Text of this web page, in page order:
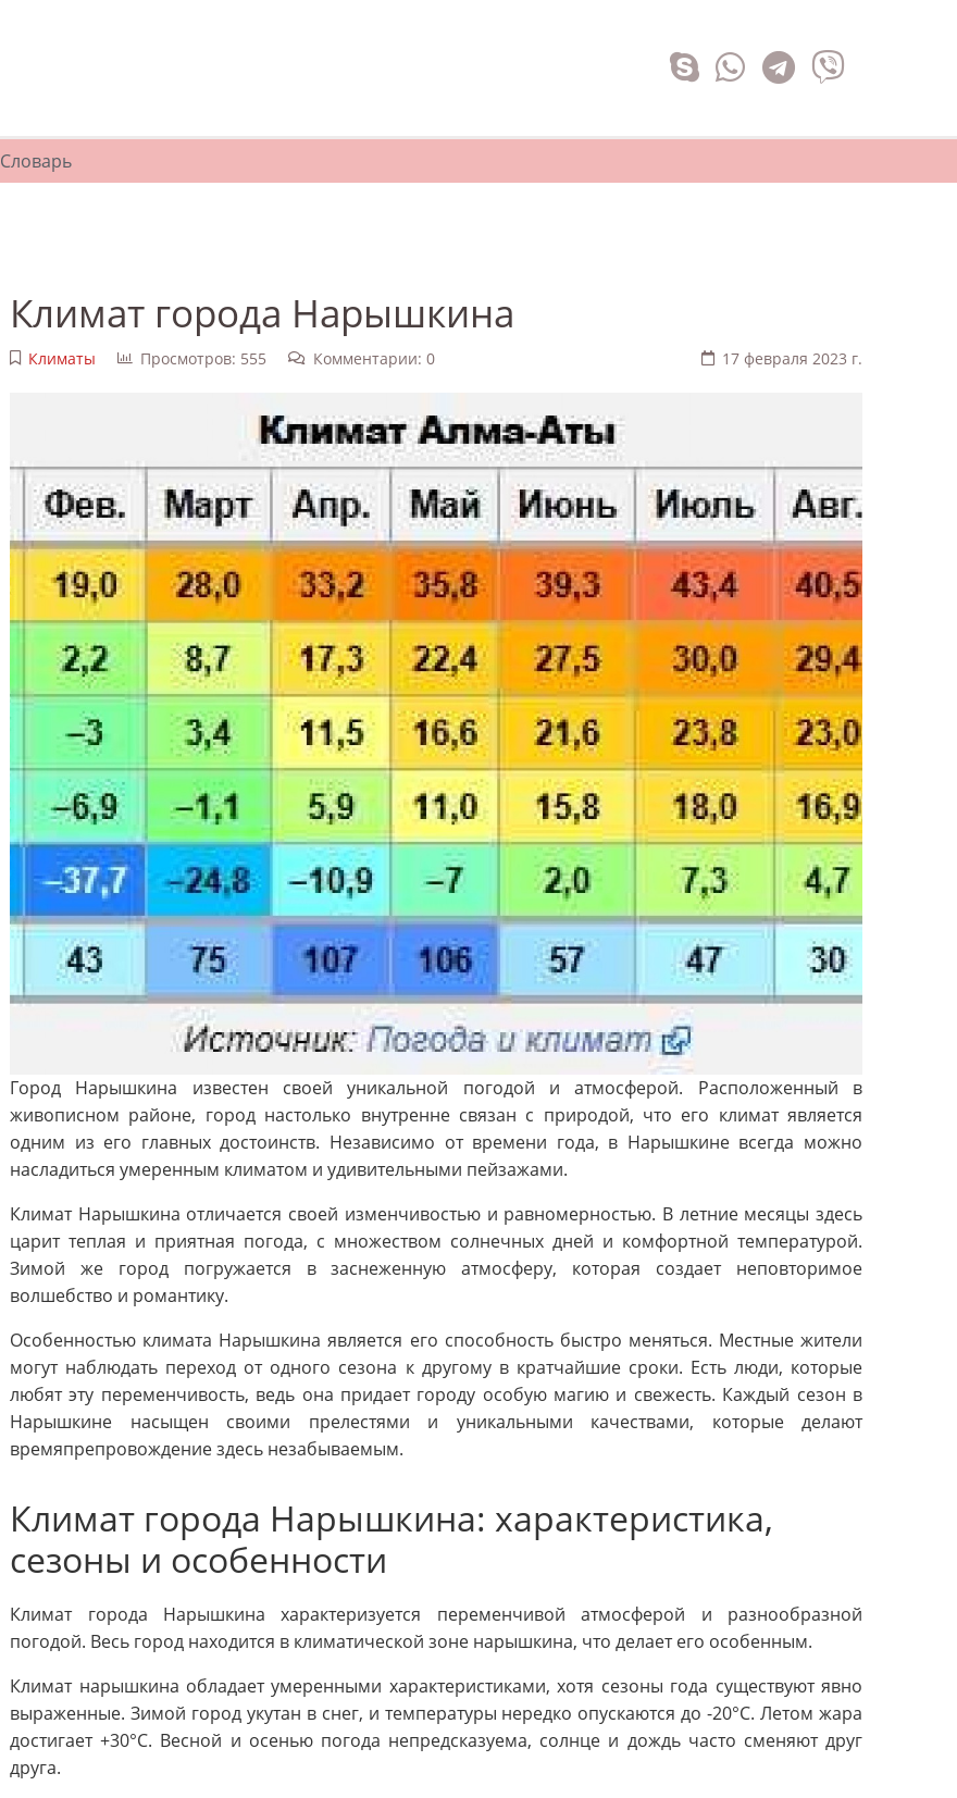
Словарь
Климат города Нарышкина
Климаты Просмотров: 555 Комментарии: 0 17 февраля 2023 г.
Город Нарышкина известен своей уникальной погодой и атмосферой. Расположенный в
живописном районе, город настолько внутренне связан с природой, что его климат является
одним из его главных достоинств. Независимо от времени года, в Нарышкине всегда можно
насладиться умеренным климатом и удивительными пейзажами.
Климат Нарышкина отличается своей изменчивостью и равномерностью. В летние месяцы здесь
царит теплая и приятная погода, с множеством солнечных дней и комфортной температурой.
Зимой же город погружается в заснеженную атмосферу, которая создает неповторимое
волшебство и романтику.
Особенностью климата Нарышкина является его способность быстро меняться. Местные жители
могут наблюдать переход от одного сезона к другому в кратчайшие сроки. Есть люди, которые
любят эту переменчивость, ведь она придает городу особую магию и свежесть. Каждый сезон в
Нарышкине насыщен своими прелестями и уникальными качествами, которые делают
времяпрепровождение здесь незабываемым.
Климат города Нарышкина: характеристика,
сезоны и особенности
Климат города Нарышкина характеризуется переменчивой атмосферой и разнообразной
погодой. Весь город находится в климатической зоне нарышкина, что делает его особенным.
Климат нарышкина обладает умеренными характеристиками, хотя сезоны года существуют явно
выраженные. Зимой город укутан в снег, и температуры нередко опускаются до -20°C. Летом жара
достигает +30°C. Весной и осенью погода непредсказуема, солнце и дождь часто сменяют друг
друга.